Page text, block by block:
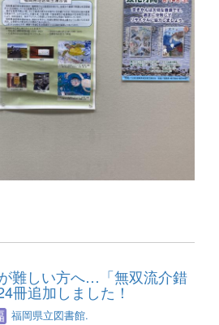
難しい方へ…「無双流介錯
冊追加しました！
福岡県立図書館.